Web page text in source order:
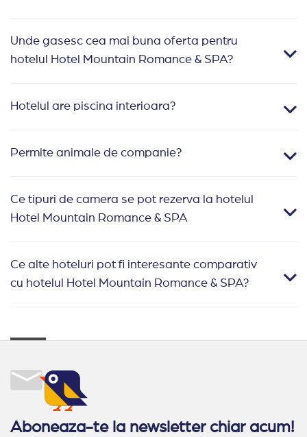
Unde gasesc cea mai buna oferta pentru
hotelul Hotel Mountain Romance & SPA?
Hotelul are piscina interioara?
Permite animale de companie?
Ce tipuri de camera se pot rezerva la hotelul
Hotel Mountain Romance & SPA
Ce alte hoteluri pot fi interesante comparativ
cu hotelul Hotel Mountain Romance & SPA?
Aboneaza-te la newsletter chiar acum!